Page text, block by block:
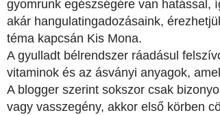
gyomrunk egészségére van hatással,
akár hangulatingadozásaink,
téma kapcsán Kis Mona.
A gyulladt bélrendszer ráadásul
vitaminok és az ásványi anyagok,
A blogger szerint sokszor csak
vagy vasszegény, akkor első körben